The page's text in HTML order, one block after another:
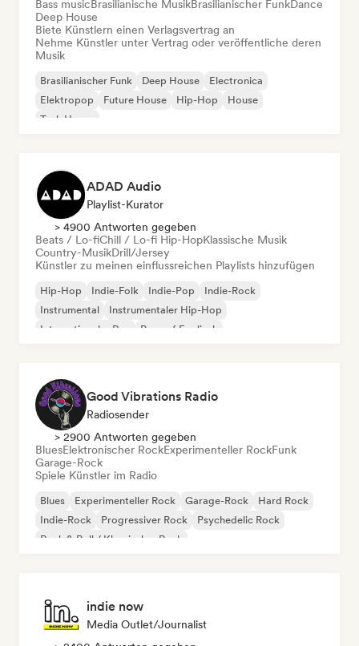
Bass musicBrasilianische MusikBrasilianischer FunkDance
Deep House
Biete Künstlern einen Verlagsvertrag an
Nehme Künstler unter Vertrag oder veröffentliche deren
Musik
Brasilianischer Funk Deep House
Electronica
Elektropop
Future House Hip-Hop
House
Tech House
ADAD Audio
Playlist-Kurator
> 4900 Antworten gegeben
Beats / Lo-fiChill / Lo-fi Hip-HopKlassische Musik
Country-MusikDrill/Jersey
Künstler zu meinen einflussreichen Playlists hinzufügen
Hip-Hop Indie-Folk Indie-Pop
Indie-Rock
Instrumental
Instrumentaler Hip-Hop
Internationaler Rap
Rap auf Englisch
Good Vibrations Radio
Radiosender
> 2900 Antworten gegeben
BluesElektronischer RockExperimenteller RockFunk
Garage-Rock
Spiele Künstler im Radio
Blues Experimenteller Rock Garage-Rock
Hard Rock
Indie-Rock
Progressiver Rock
Psychedelic Rock
Rock & Roll / Klassischer Rock
indie now
Media Outlet/Journalist